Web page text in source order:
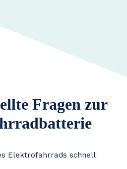
Fragen zur
Elektrofahrrads schnell